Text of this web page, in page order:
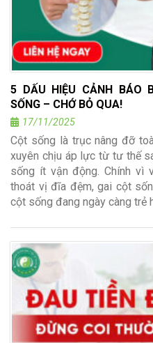
5 DẤU HIỆU CẢNH BÁO
SỐNG – CHỚ BỎ QUA!
17/11/2025
Cột sống là trục nâng đỡ
xuyên chịu áp lực từ tư thế
sống ít vận động. Chính vì
thoát vị đĩa đệm, gai cột
cột sống đang ngày càng trẻ